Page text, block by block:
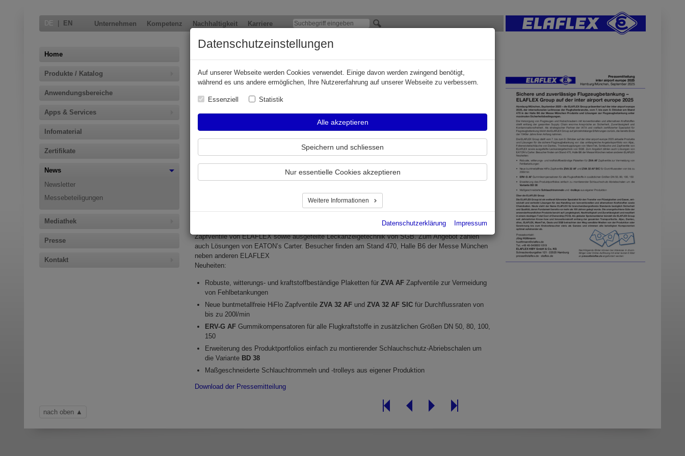
DE EN Unternehmen Kompetenz Nachhaltigkeit Karriere
Home
Produkte / Katalog
Anwendungsbereiche
Apps & Services
Infomaterial
Zertifikate
News
Newsletter
Messebeteiligungen
Mediathek
Presse
Kontakt
nach oben
ELAFLEX Group auf der inter airport europe 2025
Sichere und zuverlässige Flugzeugbetankung – ELAFLEX Group auf der inter airport europe
2025
Hamburg/München, September 2025 –
europe 2025, der internationalen Leitmesse der Flughafenbranche, vom 7. bis zum 9. Oktober
am Stand 470 in der Halle B6 der Messe München Produkte und Lösungen zur
Flugzeugbetankung unter maximalen Sicherheitsbedingungen.
Die Versorgung von Flugzeugen und Hubschraubern mit konventionellen und alternativen
Zuverlässigkeit und Kontaminationsfreiheit. Als strategischer Partner der IATA und vielfach
zertifizierter Spezialist für Flugzeugbetankung blickt die ELAFLEX Group auf jahrzehntelange
Die ELAFLEX Group stellt vom 7. bis zum 9. Oktober auf der inter airport europe 2025 aktuelle
von Aljac, Folienwickelschläuche von Dantec, Trockenkupplungen von MannTek, Schläuche und
Zapfventile von ELAFLEX sowie ausgefeilte Leckanzeigetechnik von SGB. Zum Angebot zählen
auch Lösungen von EATON’s Carter. Besucher finden am Stand 470, Halle B6 der Messe München
neben anderen ELAFLEX
Neuheiten:
Robuste, witterungs- und kraftstoffbeständige Plaketten für ZVA AF Zapfventile zur Vermeidung
von Fehlbetankungen
Neue buntmetallfreie HiFlo Zapfventile ZVA 32 AF und ZVA 32 AF SIC für Durchflussraten von
bis zu 200l/min
ERV-G AF Gummikompensatoren für alle Flugkraftstoffe in zusätzlichen Größen DN 50, 80, 100,
150
Erweiterung des Produktportfolios einfach zu montierender Schlauchschutz-Abriebschalen um
die Variante BD 38
Maßgeschneiderte Schlauchtrommeln und -trolleys aus eigener Produktion
Download der Pressemitteilung
Datenschutzeinstellungen
Auf unserer Webseite werden Cookies verwendet. Einige davon werden zwingend benötigt,
während es uns andere ermöglichen, Ihre Nutzererfahrung auf unserer Webseite zu verbessern.
Essenziell Statistik
Alle akzeptieren
Speichern und schliessen
Nur essentielle Cookies akzeptieren
Weitere Informationen
Datenschutzerklärung Impressum